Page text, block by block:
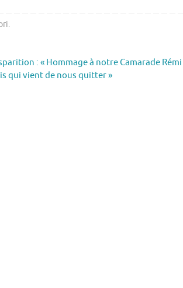
.
: « Hommage à notre Camarade Rémi
qui vient de nous quitter »